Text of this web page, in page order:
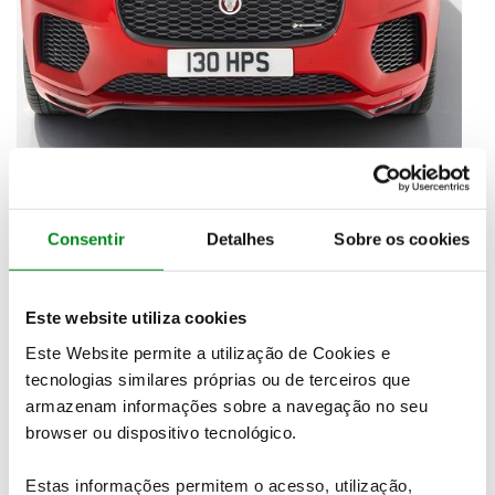
Consentir Detalhes Sobre os cookies
Este website utiliza cookies
Este Website permite a utilização de Cookies e
tecnologias similares próprias ou de terceiros que
armazenam informações sobre a navegação no seu
browser ou dispositivo tecnológico.
Estas informações permitem o acesso, utilização,